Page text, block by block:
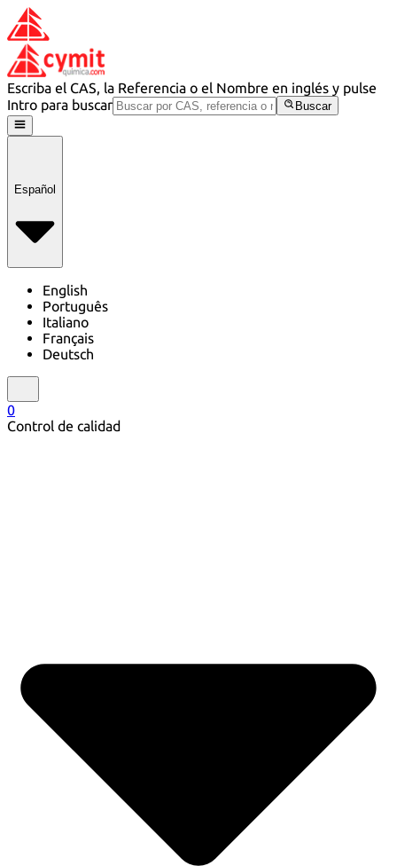
Escriba el CAS, la Referencia o el Nombre en inglés y pulse
Intro para buscar
Buscar
Español
English
Português
Italiano
Français
Deutsch
0
Control de calidad